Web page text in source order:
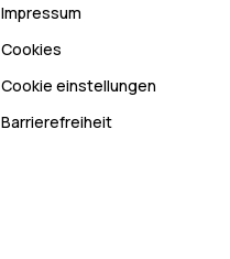
Impressum
Cookies
Cookie einstellungen
Barrierefreiheit